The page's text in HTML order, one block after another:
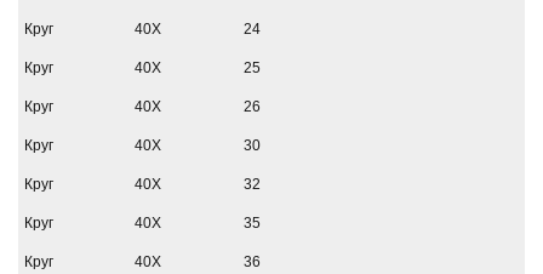
Круг 40Х 24
Круг 40Х 25
Круг 40Х 26
Круг 40Х 30
Круг 40Х 32
Круг 40Х 35
Круг 40Х 36